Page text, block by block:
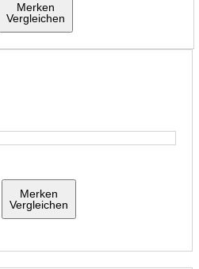
Merken
Vergleichen
Merken
Vergleichen